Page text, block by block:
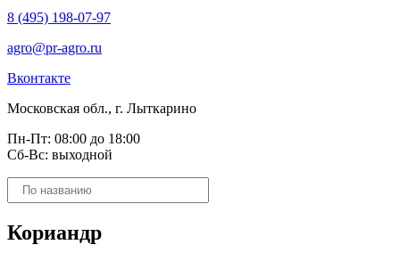
8 (495) 198-07-97
agro@pr-agro.ru
Вконтакте
Московская обл., г. Лыткарино
Пн-Пт: 08:00 до 18:00
Сб-Вс: выходной
Поиск
товаров
Кориандр